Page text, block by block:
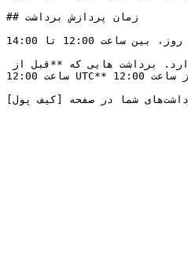
## زمان پردازش برداشت
همه درخواست‌های برداشت معلق **یک بار در روز، بین ساعت 12:00 تا 14:00 UTC** پردازش می‌شوند.
ساعت 12:00 UTC** انجام می شود، در همان روز پردازش می شوند. برداشت هایی که **بعد از ساعت 12:00 UTC** انجام می شود، روز بعد پردازش می شوند.